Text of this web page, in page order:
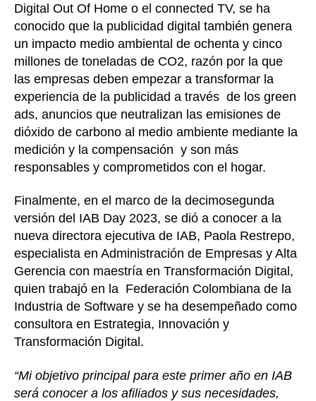
Digital Out Of Home o el connected TV, se ha
conocido que la publicidad digital también genera
un impacto medio ambiental de ochenta y cinco
millones de toneladas de CO2, razón por la que
las empresas deben empezar a transformar la
experiencia de la publicidad a través de los green
ads, anuncios que neutralizan las emisiones de
dióxido de carbono al medio ambiente mediante la
medición y la compensación y son más
responsables y comprometidos con el hogar.
Finalmente, en el marco de la decimosegunda
versión del IAB Day 2023, se dió a conocer a la
nueva directora ejecutiva de IAB, Paola Restrepo,
especialista en Administración de Empresas y Alta
Gerencia con maestría en Transformación Digital,
quien trabajó en la Federación Colombiana de la
Industria de Software y se ha desempeñado como
consultora en Estrategia, Innovación y
Transformación Digital.
“Mi objetivo principal para este primer año en IAB
será conocer a los afiliados y sus necesidades,